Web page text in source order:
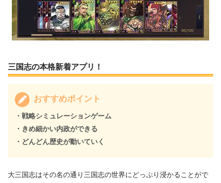
三国志の本格新着アプリ！
おすすめポイント
・戦略シミュレーションゲーム
・きめ細かい内政ができる
・どんどん歴史が動いていく
大三国志はその名の通り三国志の世界にどっぷり浸かることがで